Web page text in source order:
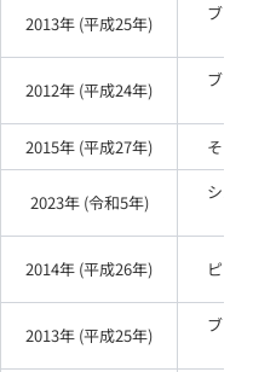
2013年 (平成25年)
ブラ
2012年 (平成24年)
ブラ
2015年 (平成27年) その他
2023年 (令和5年)
シル
2014年 (平成26年) ピンク
2013年 (平成25年)
ブラ